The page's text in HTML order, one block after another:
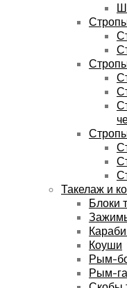
Такелаж и
Блоки
Коуши
Рым-
Рым-